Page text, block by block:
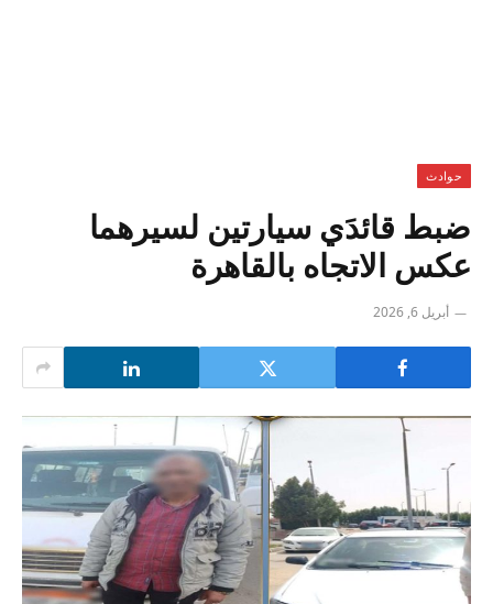
حوادث
ضبط قائدَي سيارتين لسيرهما
عكس الاتجاه بالقاهرة
أبريل 6, 2026